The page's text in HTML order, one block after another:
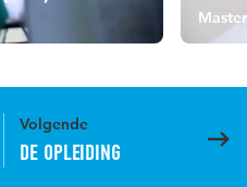
Volgende
De opleiding